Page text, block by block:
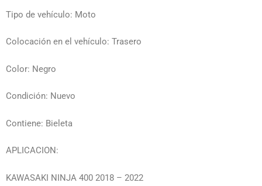
Tipo de vehículo: Moto
Colocación en el vehículo: Trasero
Color: Negro
Condición: Nuevo
Contiene: Bieleta
APLICACION:
KAWASAKI NINJA 400 2018 – 2022